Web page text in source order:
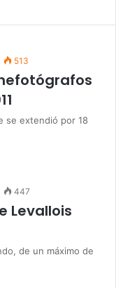
513
se extendió por 18
447
Levallois
de un máximo de